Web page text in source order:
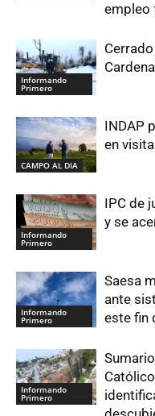
empleo
Informando
Primero
CAMPO AL DIA
INDAP
en
Informando
Primero
IPC de
y se
Informando
Primero
Saesa
ante
este fin
Informando
Primero